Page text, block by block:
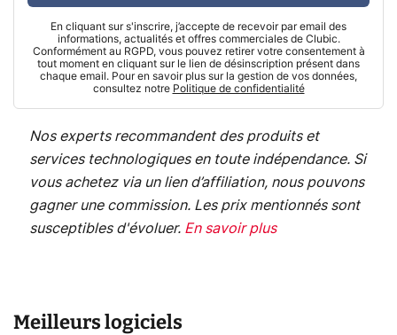
En cliquant sur s'inscrire, j’accepte de recevoir par email des
informations, actualités et offres commerciales de Clubic.
Conformément au RGPD, vous pouvez retirer votre consentement à
tout moment en cliquant sur le lien de désinscription présent dans
chaque email. Pour en savoir plus sur la gestion de vos données,
consultez notre Politique de confidentialité
Nos experts recommandent des produits et
services technologiques en toute indépendance. Si
vous achetez via un lien d’affiliation, nous pouvons
gagner une commission. Les prix mentionnés sont
susceptibles d'évoluer. En savoir plus
Meilleurs logiciels